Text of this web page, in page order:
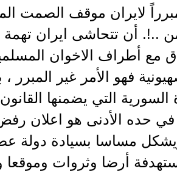
لايران موقف الصمت
أن تتحاشى ايران تهمة
مع أطراف الاخوان
فهو الأمر غير
التي يضمنها
في حده الأدنى هو اعلان
مساسا بسيادة دولة
أرضا وثروات وموقعا